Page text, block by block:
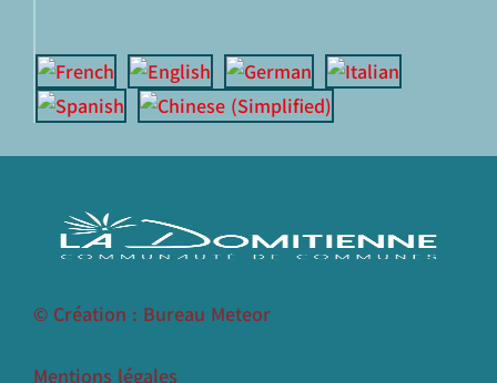
© Création : Bureau Meteor
Mentions légales